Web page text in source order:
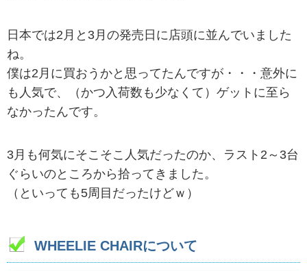
日本では2月と3月の発売日に店頭に並んでいました
ね。
僕は2月に買おうかと思ってたんですが・・・意外に
も人気で、（かつ入荷数も少なくて）ゲットに至ら
なかったんです。
3月も何気にそこそこ人気だったのか、ラスト2～3台
ぐらいのところから拾ってきました。
（といっても5周目だったけどｗ）
WHEELIE CHAIRについて